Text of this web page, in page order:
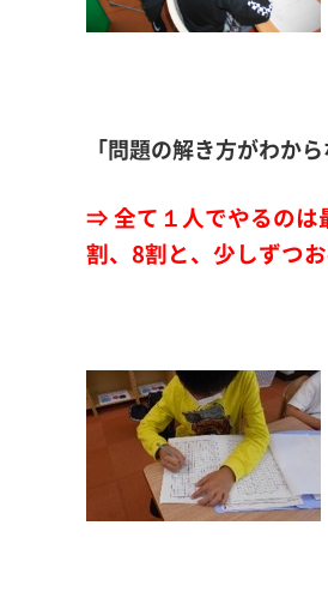
「問題の解き方がわか
⇒ 全て１人でやるのは
割、8割と、少しずつ